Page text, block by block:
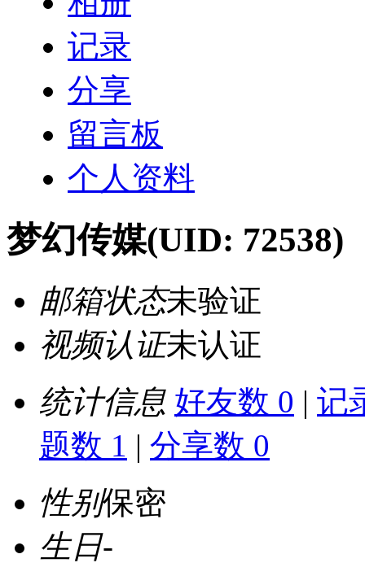
记录
分享
留言板
个人资料
梦幻传媒(UID: 72538)
邮箱状态未验证
视频认证未认证
统计信息 好友数 0 | 记
题数 1 | 分享数 0
性别保密
生日-